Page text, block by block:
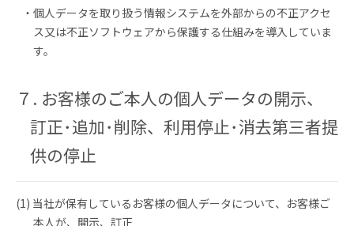
個人データを取り扱う情報システムを外部からの不正アクセ
ス又は不正ソフトウェアから保護する仕組みを導入していま
す。
７. お客様のご本人の個人データの開示、
訂正･追加･削除、利用停止･消去第三者提
供の停止
(1) 当社が保有しているお客様の個人データについて、お客様ご
本人が、開示、訂正